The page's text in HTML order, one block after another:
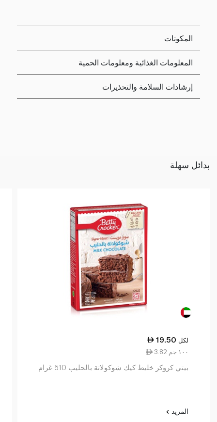
المكونات
المعلومات الغذائية ومعلومات الحمية
إرشادات السلامة والتحذيرات
بدائل سهلة
19.50 لكل
3.82 ١٠٠ جم
بيتي كروكر خليط كيك شوكولاتة بالحليب 510 غرام
المزيد